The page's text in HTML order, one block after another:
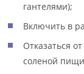
гантелями);
Включить в
Отказаться
соленой